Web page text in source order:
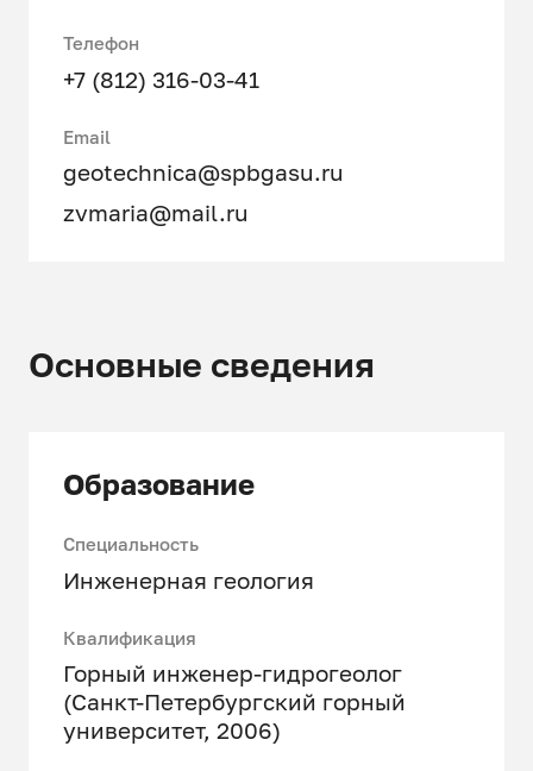
Телефон
+7 (812) 316-03-41
Email
geotechnica@spbgasu.ru
zvmaria@mail.ru
Основные сведения
Образование
Специальность
Инженерная геология
Квалификация
Горный инженер-гидрогеолог
(Санкт-Петербургский горный
университет, 2006)